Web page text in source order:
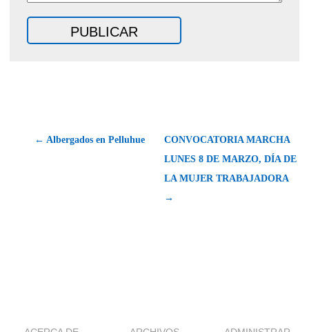
← Albergados en Pelluhue
CONVOCATORIA MARCHA
LUNES 8 DE MARZO, DÍA DE
LA MUJER TRABAJADORA
→